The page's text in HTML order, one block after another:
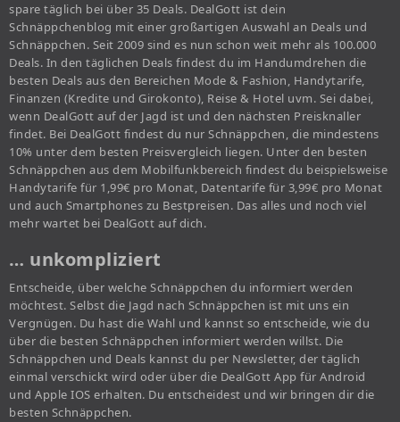
spare täglich bei über 35 Deals. DealGott ist dein
Schnäppchenblog mit einer großartigen Auswahl an Deals und
Schnäppchen. Seit 2009 sind es nun schon weit mehr als 100.000
Deals. In den täglichen Deals findest du im Handumdrehen die
besten Deals aus den Bereichen Mode & Fashion, Handytarife,
Finanzen (Kredite und Girokonto), Reise & Hotel uvm. Sei dabei,
wenn DealGott auf der Jagd ist und den nächsten Preisknaller
findet. Bei DealGott findest du nur Schnäppchen, die mindestens
10% unter dem besten Preisvergleich liegen. Unter den besten
Schnäppchen aus dem Mobilfunkbereich findest du beispielsweise
Handytarife für 1,99€ pro Monat, Datentarife für 3,99€ pro Monat
und auch Smartphones zu Bestpreisen. Das alles und noch viel
mehr wartet bei DealGott auf dich.
… unkompliziert
Entscheide, über welche Schnäppchen du informiert werden
möchtest. Selbst die Jagd nach Schnäppchen ist mit uns ein
Vergnügen. Du hast die Wahl und kannst so entscheide, wie du
über die besten Schnäppchen informiert werden willst. Die
Schnäppchen und Deals kannst du per Newsletter, der täglich
einmal verschickt wird oder über die DealGott App für Android
und Apple IOS erhalten. Du entscheidest und wir bringen dir die
besten Schnäppchen.